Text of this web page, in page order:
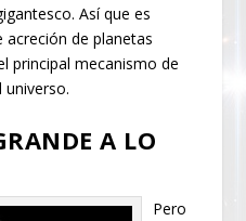
Así que es
de planetas
principal mecanismo de
A LO
Pero